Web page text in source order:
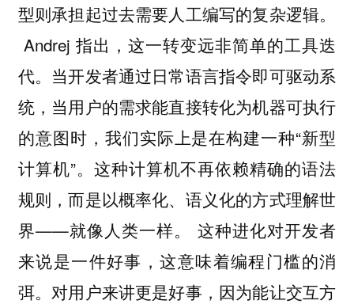
型则承担起过去需要人工编写的复杂逻辑。
Andrej 指出，这一转变远非简单的工具迭
代。当开发者通过日常语言指令即可驱动系
统，当用户的需求能直接转化为机器可执行
的意图时，我们实际上是在构建一种“新型
计算机”。这种计算机不再依赖精确的语法
规则，而是以概率化、语义化的方式理解世
界——就像人类一样。 这种进化对开发者
来说是一件好事，这意味着编程门槛的消
弭。对用户来讲更是好事，因为能让交互方